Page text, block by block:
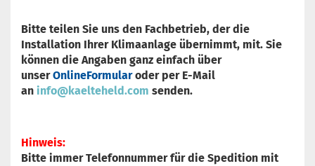
Bitte teilen Sie uns den Fachbetrieb, der die
Installation Ihrer Klimaanlage übernimmt, mit. Sie
können die Angaben ganz einfach über
unserOnlineFormularoder per E-Mail
an info@kaelteheld.com senden.
Hinweis:
Bitte immer Telefonnummer für die Spedition mit